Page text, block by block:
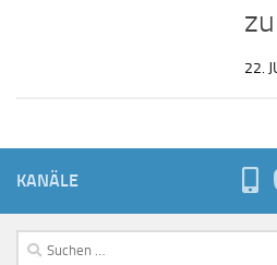
22.
KANÄLE
Suchen